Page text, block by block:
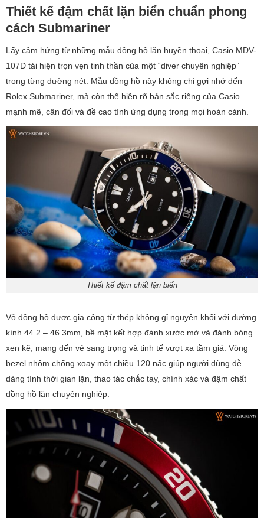
Thiết kế đậm chất lặn biển chuẩn phong
cách Submariner
Lấy cảm hứng từ những mẫu đồng hồ lặn huyền thoại, Casio MDV-
107D tái hiện trọn vẹn tinh thần của một “diver chuyên nghiệp”
trong từng đường nét. Mẫu đồng hồ này không chỉ gợi nhớ đến
Rolex Submariner, mà còn thể hiện rõ bản sắc riêng của Casio
mạnh mẽ, cân đối và đề cao tính ứng dụng trong mọi hoàn cảnh.
Thiết kế đậm chất lặn biển
Vỏ đồng hồ được gia công từ thép không gỉ nguyên khối với đường
kính 44.2 – 46.3mm, bề mặt kết hợp đánh xước mờ và đánh bóng
xen kẽ, mang đến vẻ sang trọng và tinh tế vượt xa tầm giá. Vòng
bezel nhôm chống xoay một chiều 120 nấc giúp người dùng dễ
dàng tính thời gian lặn, thao tác chắc tay, chính xác và đậm chất
đồng hồ lặn chuyên nghiệp.